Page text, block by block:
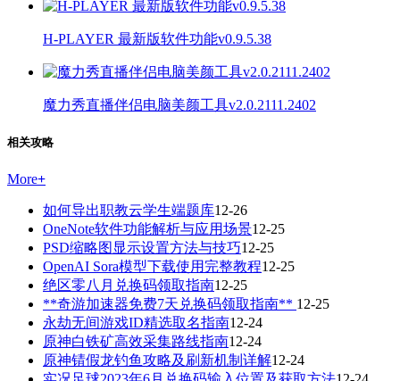
H-PLAYER 最新版软件功能v0.9.5.38
魔力秀直播伴侣电脑美颜工具v2.0.2111.2402
相关攻略
More+
如何导出职教云学生端题库12-26
OneNote软件功能解析与应用场景12-25
PSD缩略图显示设置方法与技巧12-25
OpenAI Sora模型下载使用完整教程12-25
绝区零八月兑换码领取指南12-25
**奇游加速器免费7天兑换码领取指南** 12-25
永劫无间游戏ID精选取名指南12-24
原神白铁矿高效采集路线指南12-24
原神锖假龙钓鱼攻略及刷新机制详解12-24